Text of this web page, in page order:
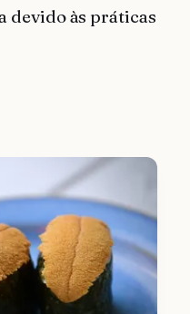
devido às práticas